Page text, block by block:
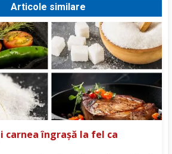
Articole similare
carnea îngrașă la fel ca